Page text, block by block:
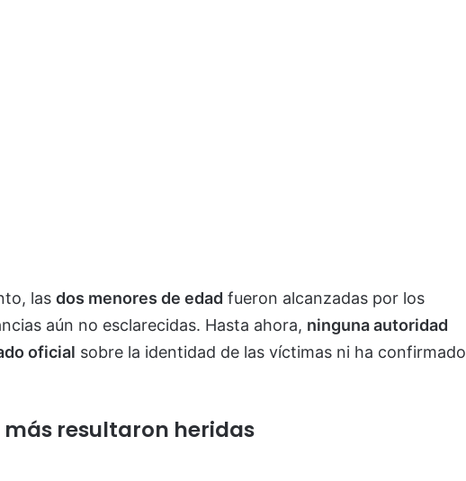
las dos menores de edad fueron alcanzadas por los
aún no esclarecidas. Hasta ahora, ninguna autoridad
oficial sobre la identidad de las víctimas ni ha confirmado
resultaron heridas